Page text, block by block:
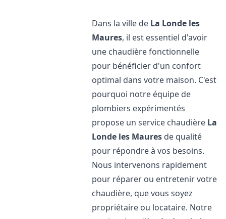
Dans la ville de La Londe les
Maures, il est essentiel d'avoir
une chaudière fonctionnelle
pour bénéficier d'un confort
optimal dans votre maison. C'est
pourquoi notre équipe de
plombiers expérimentés
propose un service chaudière La
Londe les Maures de qualité
pour répondre à vos besoins.
Nous intervenons rapidement
pour réparer ou entretenir votre
chaudière, que vous soyez
propriétaire ou locataire. Notre